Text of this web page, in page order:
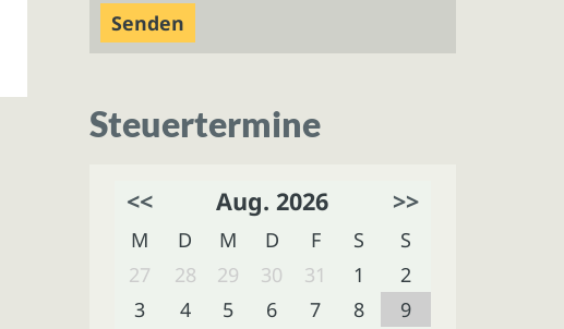
Steuertermine
<< Aug. 2026 >>
M D M D F S
S
27
28 29 30 31 1
2
3
4 5 6 7 8
9